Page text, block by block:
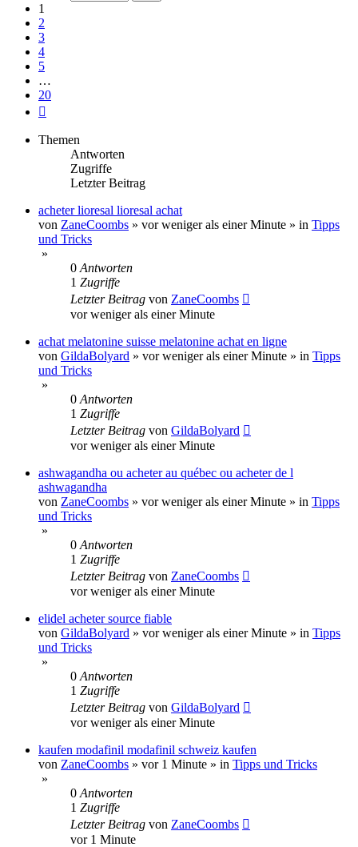
1
2
3
4
5
…
20
Themen
Antworten
Zugriffe
Letzter Beitrag
acheter lioresal lioresal achat
von ZaneCoombs » vor weniger als einer Minute » in Tipps
und Tricks
»
0 Antworten
1 Zugriffe
Letzter Beitrag von ZaneCoombs
vor weniger als einer Minute
achat melatonine suisse melatonine achat en ligne
von GildaBolyard » vor weniger als einer Minute » in Tipps
und Tricks
»
0 Antworten
1 Zugriffe
Letzter Beitrag von GildaBolyard
vor weniger als einer Minute
ashwagandha ou acheter au québec ou acheter de l
ashwagandha
von ZaneCoombs » vor weniger als einer Minute » in Tipps
und Tricks
»
0 Antworten
1 Zugriffe
Letzter Beitrag von ZaneCoombs
vor weniger als einer Minute
elidel acheter source fiable
von GildaBolyard » vor weniger als einer Minute » in Tipps
und Tricks
»
0 Antworten
1 Zugriffe
Letzter Beitrag von GildaBolyard
vor weniger als einer Minute
kaufen modafinil modafinil schweiz kaufen
von ZaneCoombs » vor 1 Minute » in Tipps und Tricks
»
0 Antworten
1 Zugriffe
Letzter Beitrag von ZaneCoombs
vor 1 Minute